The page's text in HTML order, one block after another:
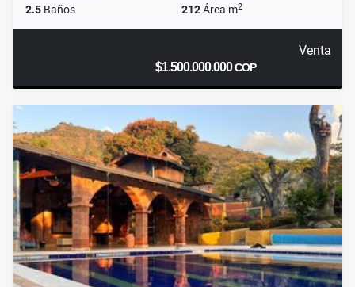
2.5 Baños 212Área m2
Venta
$1.500.000.000COP